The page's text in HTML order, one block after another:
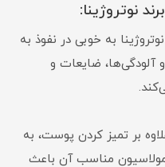
نوتروژینا:
به خوبی در نفوذ به
ضایعات و
بر تمیز کردن پوست، به
مناسب آن باعث